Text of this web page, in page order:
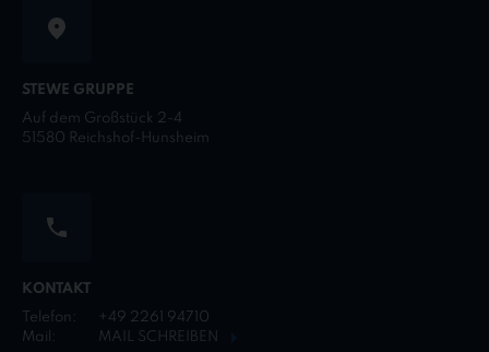
STEWE GRUPPE
Auf dem Großstück 2-4
51580 Reichshof-Hunsheim
KONTAKT
Telefon:
+49 2261 94710
Mail:
MAIL SCHREIBEN